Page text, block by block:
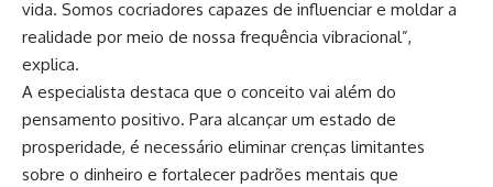
vida. Somos cocriadores capazes de influenciar e moldar a
realidade por meio de nossa frequência vibracional”,
explica.
A especialista destaca que o conceito vai além do
pensamento positivo. Para alcançar um estado de
prosperidade, é necessário eliminar crenças limitantes
sobre o dinheiro e fortalecer padrões mentais que